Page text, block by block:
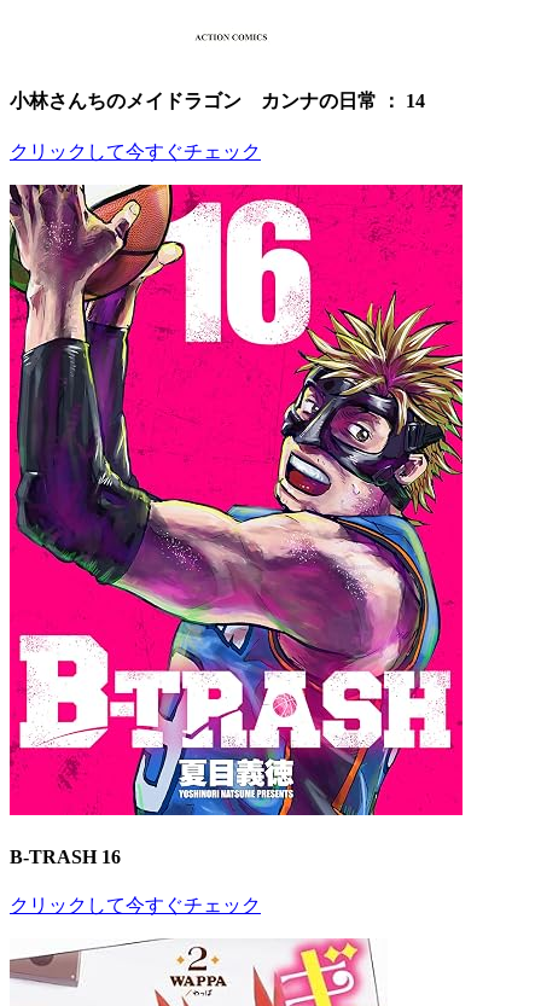
小林さんちのメイドラゴン カンナの日常 ： 14
クリックして今すぐチェック
B-TRASH 16
クリックして今すぐチェック